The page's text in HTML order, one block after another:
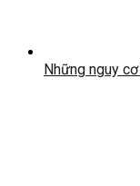
Những nguy